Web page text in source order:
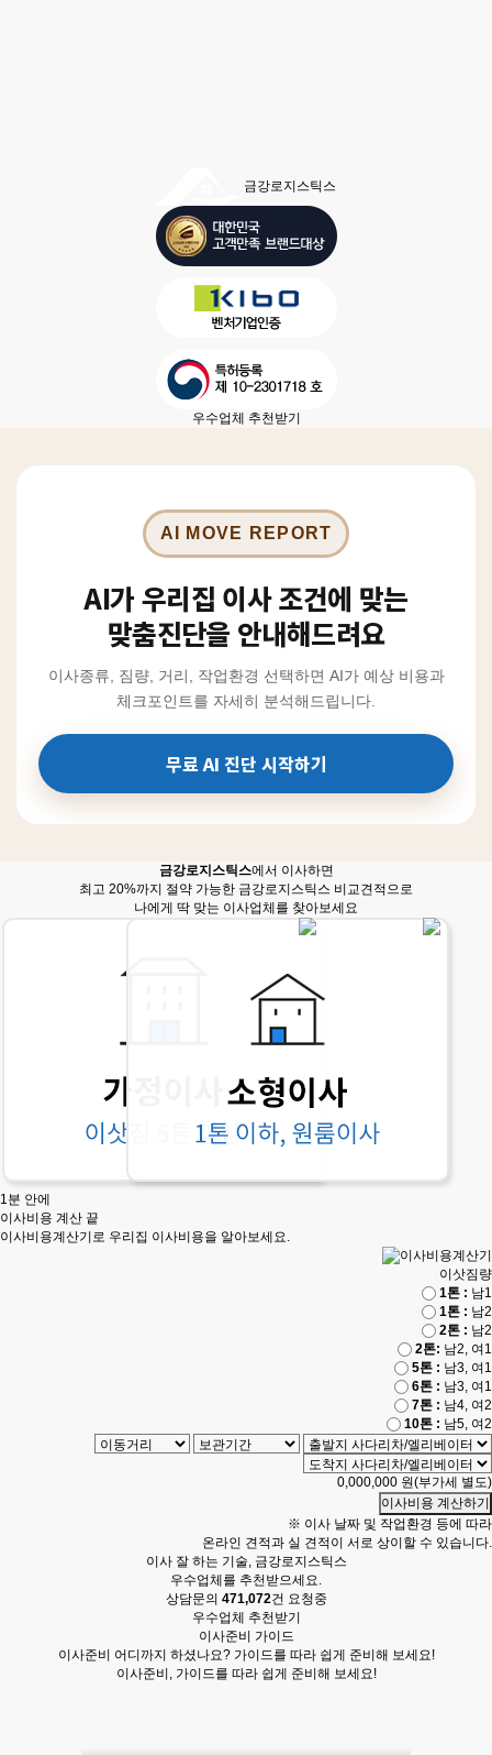
금강로지스틱스
우수업체 추천받기
AI MOVE REPORT
AI가 우리집 이사 조건에 맞는
맞춤진단을 안내해드려요
이사종류, 짐량, 거리, 작업환경 선택하면 AI가 예상 비용과
체크포인트를 자세히 분석해드립니다.
무료 AI 진단 시작하기
금강로지스틱스에서 이사하면
최고 20%까지 절약 가능한 금강로지스틱스 비교견적으로
나에게 딱 맞는 이사업체를 찾아보세요
1분 안에
이사비용 계산 끝
이사비용계산기로 우리집 이사비용을 알아보세요.
이삿짐량
1톤 : 남1
1톤 : 남2
2톤 : 남2
2톤: 남2, 여1
5톤 : 남3, 여1
6톤 : 남3, 여1
7톤 : 남4, 여2
10톤 : 남5, 여2
0,000,000 원(부가세 별도)
이사비용 계산하기
※ 이사 날짜 및 작업환경 등에 따라
온라인 견적과 실 견적이 서로 상이할 수 있습니다.
이사 잘 하는 기술, 금강로지스틱스
우수업체를 추천받으세요.
상담문의 471,072건 요청중
우수업체 추천받기
이사준비 가이드
이사준비 어디까지 하셨나요? 가이드를 따라 쉽게 준비해 보세요!
이사준비, 가이드를 따라 쉽게 준비해 보세요!